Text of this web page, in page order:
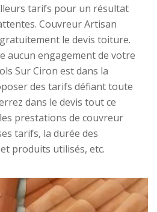
tarifs pour un résultat
Couvreur Artisan
le devis toiture.
aucun engagement de votre
Sur Ciron est dans la
des tarifs défiant toute
dans le devis tout ce
prestations de couvreur
tarifs, la durée des
produits utilisés, etc.